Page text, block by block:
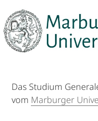
Das Studium
vom Marburger